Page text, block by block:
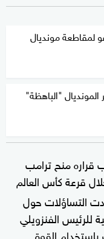
لمقاطعة مونديال
المونديال "الباهظة"
قراره منح ترامب
قرعة كأس العالم
التساؤلات حول
للرئيس الفنزويلي
القوة